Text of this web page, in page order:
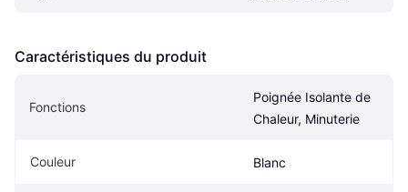
Caractéristiques du produit
Fonctions
Poignée Isolante de
Chaleur, Minuterie
Couleur Blanc